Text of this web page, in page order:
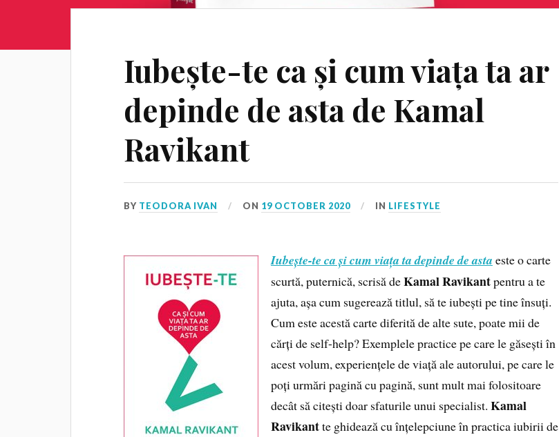
Iubește-te ca și cum viața ta ar
depinde de asta de Kamal
Ravikant
BY TEODORA IVAN ON 19 OCTOBER 2020 IN LIFESTYLE
Iubește-te ca și cum viața ta depinde de asta este o carte
scurtă, puternică, scrisă deKamal Ravikantpentru a te
ajuta, așa cum sugerează titlul, să te iubești pe tine însuți.
Cum este acestă carte diferită de alte sute, poate mii de
cărți de self-help? Exemplele practice pe care le găsești în
acest volum, experiențele de viață ale autorului, pe care le
poți urmări pagină cu pagină, sunt mult mai folositoare
decât să citești doar sfaturile unui specialist. Kamal
Ravikantte ghidează cu înțelepciune în practica iubirii de